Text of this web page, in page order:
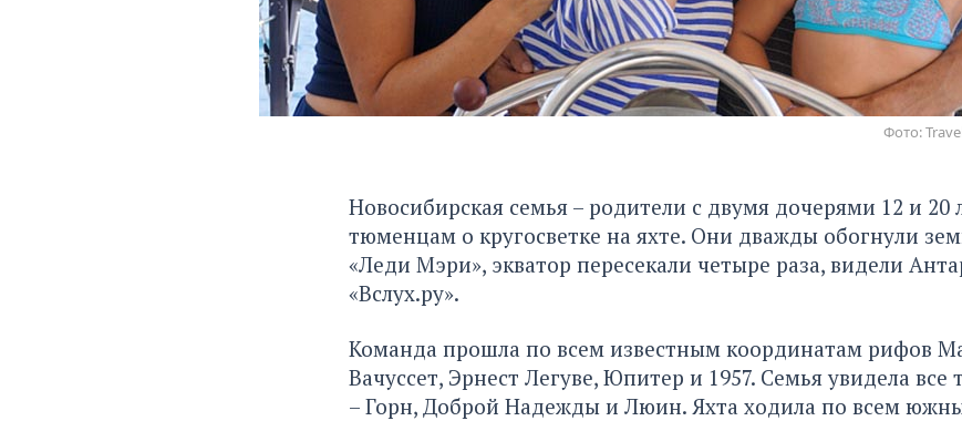
Фото:
Новосибирская семья – родители с двумя дочерями 12 и 20
тюменцам о кругосветке на яхте. Они дважды обогнули
«Леди Мэри», экватор пересекали четыре раза, видели
«Вслух.ру».
Команда прошла по всем известным координатам рифов
Вачуссет, Эрнест Легуве, Юпитер и 1957. Семья увидела все
– Горн, Доброй Надежды и Люин. Яхта ходила по всем